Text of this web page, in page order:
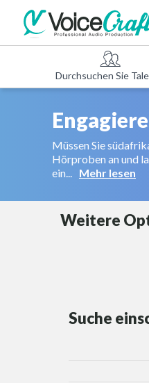
Durchsuchen Sie
Müssen Sie
Hörproben an und
ein... Mehr lesen
Weitere
Suche